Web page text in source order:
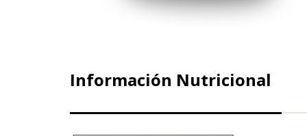
Información Nutricional